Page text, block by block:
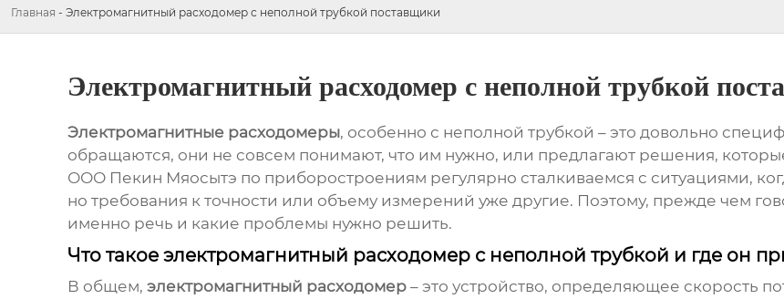
Главная - Электромагнитный расходомер с неполной трубкой поставщики
Электромагнитный расходомер с неполной трубкой
Электромагнитные расходомеры, особенно с неполной трубкой – это довольно
обращаются, они не совсем понимают, что им нужно, или предлагают решения,
ООО Пекин Мяосытэ по приборостроениям регулярно сталкиваемся с ситуациями,
но требования к точности или объему измерений уже другие. Поэтому, прежде чем
именно речь и какие проблемы нужно решить.
Что такое электромагнитный расходомер с неполной трубкой и где он
В общем, электромагнитный расходомер– это устройство, определяющее скорость